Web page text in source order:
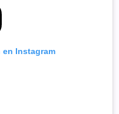
en Instagram